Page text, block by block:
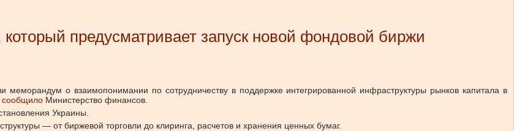
предусматривает запуск новой фондовой биржи
меморандум о взаимопонимании по сотрудничеству в поддержке интегрированной инфраструктуры рынков капитала в
сообщило Министерство финансов.
Украины.
— от биржевой торговли до клиринга, расчетов и хранения ценных бумаг.